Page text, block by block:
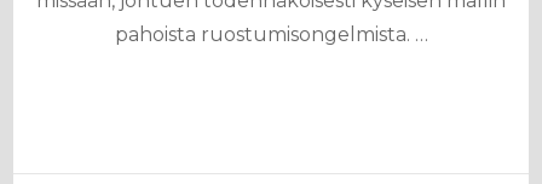
pahoista ruostumisongelmista. …